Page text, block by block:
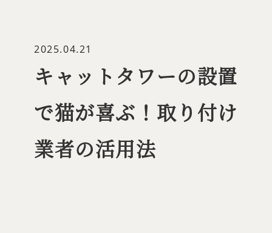
2025.04.21
キャットタワーの設置
で猫が喜ぶ！取り付け
業者の活用法